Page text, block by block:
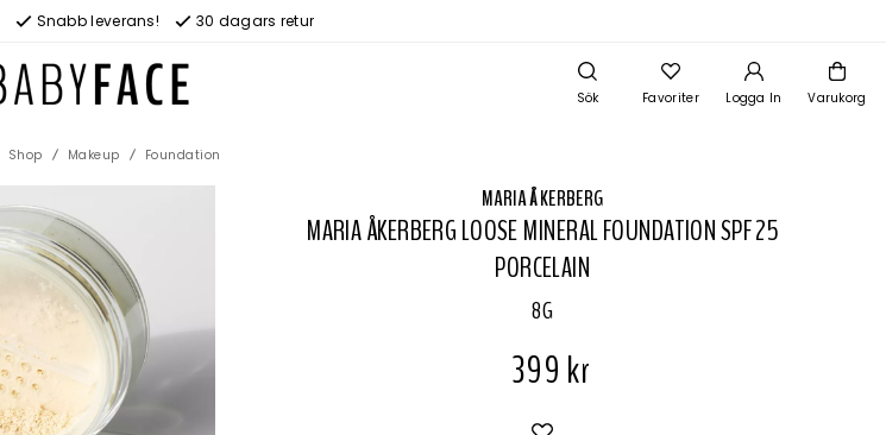
Snabb leverans! 30 dagars retur
Varukorg
Logga In
Favoriter
Sök
Shop Makeup Foundation
MARIA ÅKERBERG
MARIA ÅKERBERG LOOSE MINERAL FOUNDATION SPF 25
PORCELAIN
8G
399 kr